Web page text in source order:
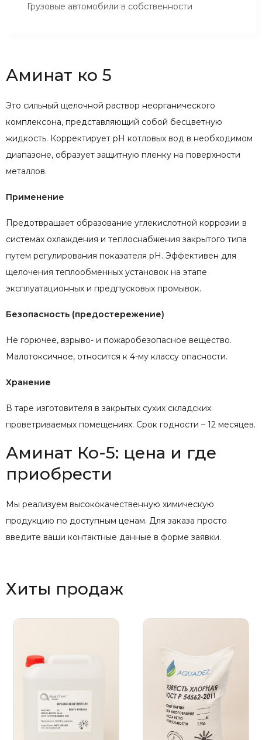
Грузовые автомобили в собственности
Аминат ко 5
Это сильный щелочной раствор неорганического
комплексона, представляющий собой бесцветную
жидкость. Корректирует pH котловых вод в необходимом
диапазоне, образует защитную пленку на поверхности
металлов.
Применение
Предотвращает образование углекислотной коррозии в
системах охлаждения и теплоснабжения закрытого типа
путем регулирования показателя pH. Эффективен для
щелочения теплообменных установок на этапе
эксплуатационных и предпусковых промывок.
Безопасность (предостережение)
Не горючее, взрыво- и пожаробезопасное вещество.
Малотоксичное, относится к 4-му классу опасности.
Хранение
В таре изготовителя в закрытых сухих складских
проветриваемых помещениях. Срок годности – 12 месяцев.
Аминат Ко-5: цена и где
приобрести
Мы реализуем высококачественную химическую
продукцию по доступным ценам. Для заказа просто
введите ваши контактные данные в форме заявки.
Хиты продаж